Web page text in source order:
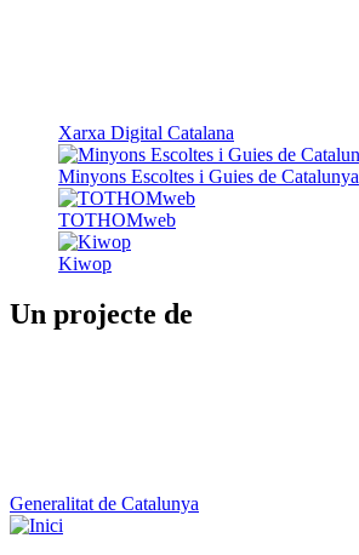
Xarxa Digital Catalana
Minyons Escoltes i Guies de Catalunya
TOTHOMweb
Kiwop
Un projecte de
Generalitat de Catalunya